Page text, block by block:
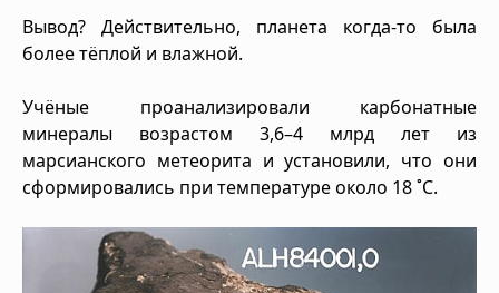
Вывод? Действительно, планета когда-то была
более тёплой и влажной.
Учёные проанализировали карбонатные
минералы возрастом 3,6–4 млрд лет из
марсианского метеорита и установили, что они
сформировались при температуре около 18 ˚C.